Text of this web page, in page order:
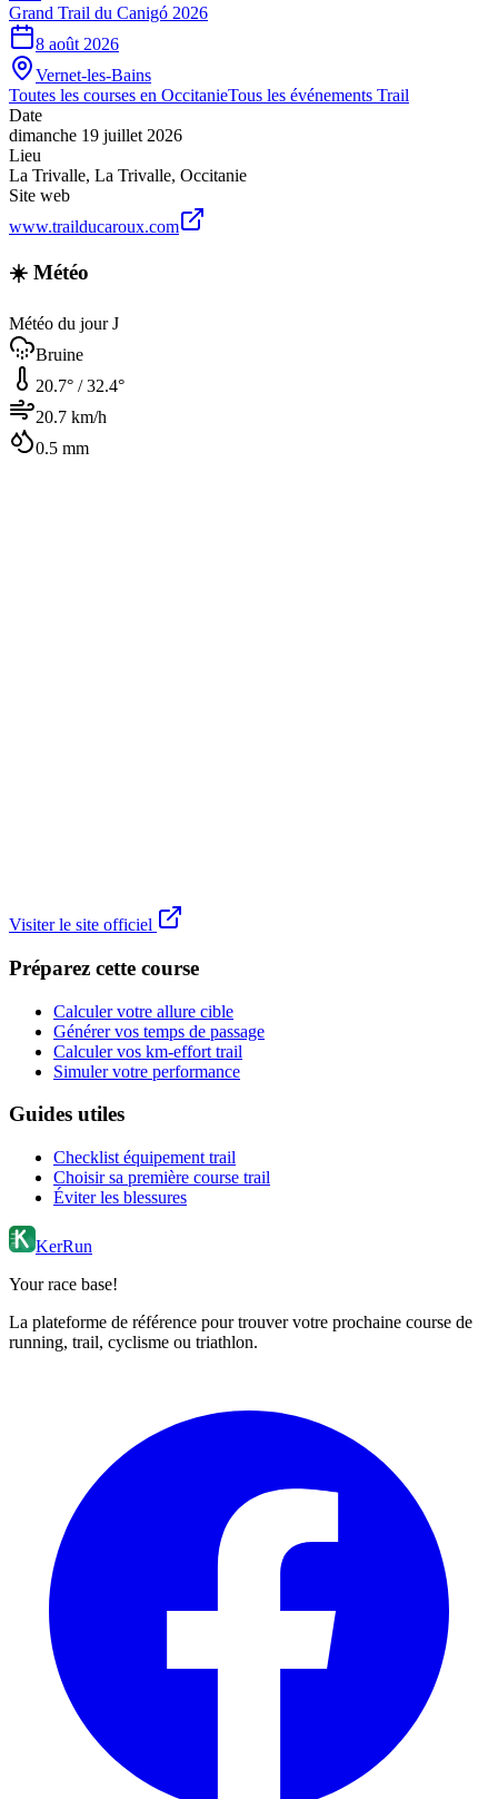
Grand Trail du Canigó 2026
8 août 2026
Vernet-les-Bains
Toutes les courses en OccitanieTous les événements Trail
Date
dimanche 19 juillet 2026
Lieu
La Trivalle, La Trivalle, Occitanie
Site web
www.trailducaroux.com
☀️ Météo
Météo du jour J
Bruine
20.7° /32.4°
20.7 km/h
0.5 mm
Visiter le site officiel
Préparez cette course
Calculer votre allure cible
Générer vos temps de passage
Calculer vos km-effort trail
Simuler votre performance
Guides utiles
Checklist équipement trail
Choisir sa première course trail
Éviter les blessures
KerRun
Your race base!
La plateforme de référence pour trouver votre prochaine course de
running, trail, cyclisme ou triathlon.